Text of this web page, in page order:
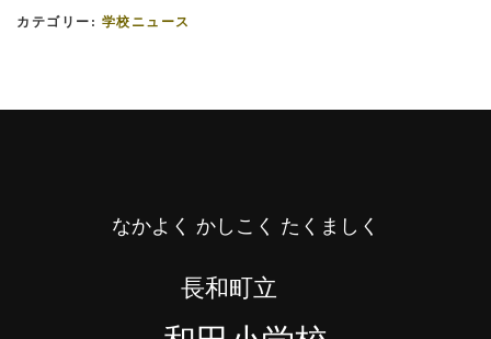
カテゴリー: 学校ニュース
なかよく かしこく たくましく
長和町立